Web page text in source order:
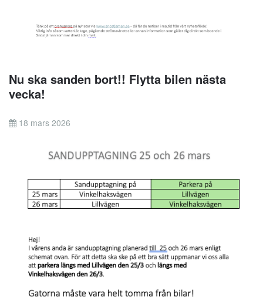
Nu ska sanden bort!! Flytta bilen nästa
vecka!
18 mars 2026